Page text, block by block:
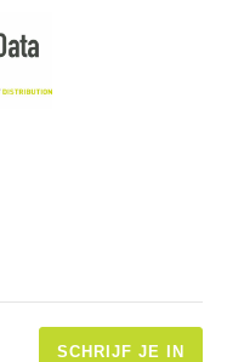
SCHRIJF JE IN